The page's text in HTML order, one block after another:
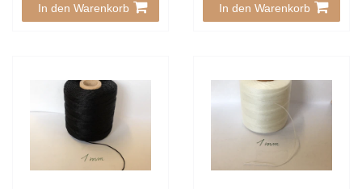
In den Warenkorb In den Warenkorb